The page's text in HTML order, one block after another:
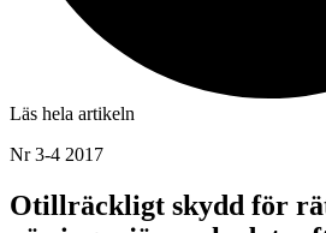
Läs hela artikeln
Nr 3-4 2017
Otillräckligt skydd för